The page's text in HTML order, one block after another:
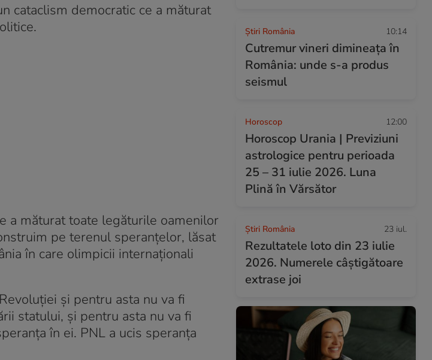
cataclism democratic ce a măturat
a măturat toate legăturile oamenilor
pe terenul speranţelor, lăsat
în care olimpicii internaţionali
şi pentru asta nu va fi
statului, şi pentru asta nu va fi
în ei. PNL a ucis speranţa
Știri România 10:14
Cutremur vineri dimineața în
România: unde s-a produs
seismul
Horoscop 12:00
Horoscop Urania | Previziuni
astrologice pentru perioada
25 – 31 iulie 2026. Luna
Plină în Vărsător
Știri România 23 iul.
Rezultatele loto din 23 iulie
2026. Numerele câștigătoare
extrase joi